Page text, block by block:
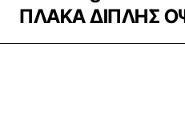
ΠΛΑΚΑ ΔΙΠΛΗΣ